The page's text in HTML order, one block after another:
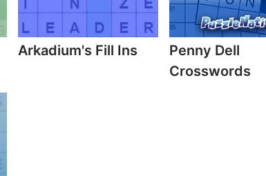
Arkadium's Fill Ins
Penny Dell
Crosswords